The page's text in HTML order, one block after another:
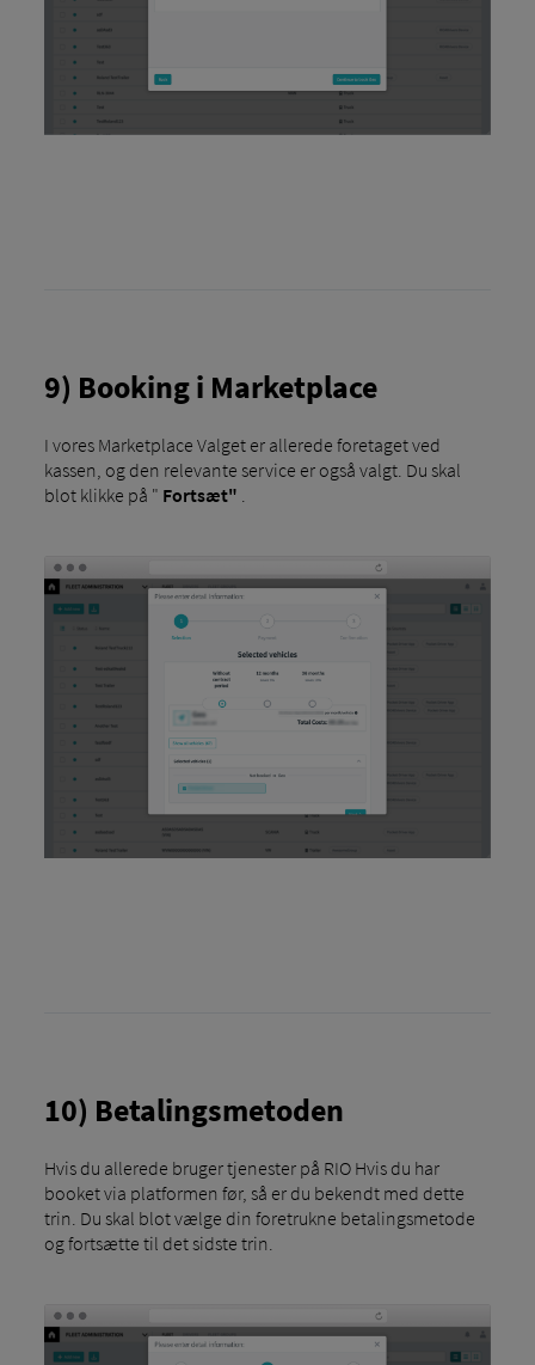
9) Booking i Marketplace
I vores Marketplace Valget er allerede foretaget ved
kassen, og den relevante service er også valgt. Du skal
blot klikke på " Fortsæt"
10) Betalingsmetoden
Hvis du allerede bruger tjenester på RIO Hvis du har
booket via platformen før, så er du bekendt med dette
trin. Du skal blot vælge din foretrukne betalingsmetode
og fortsætte til det sidste trin.